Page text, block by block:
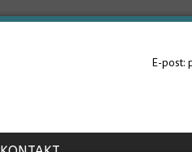
E-post: